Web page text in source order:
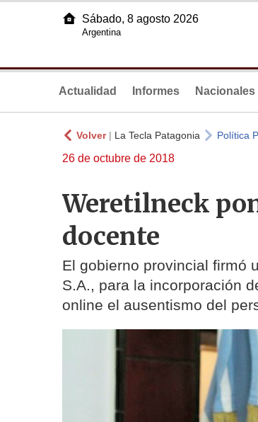
Sábado, 8 agosto 2026
Argentina
Actualidad Informes Nacionales
Volver| La Tecla Patagonia Política
26 de octubre de 2018
Weretilneck
docente
El gobierno provincial firmó
S.A., para la incorporación
online el ausentismo del